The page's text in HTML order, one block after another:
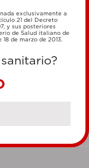
exclusivamente a
21 del Decreto
y sus posteriores
de Salud italiano de
de marzo de 2013.